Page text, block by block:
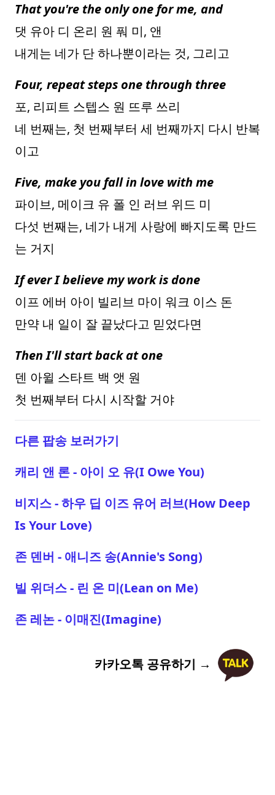
That you're the only one for me, and
댓 유아 디 온리 원 풔 미, 앤
내게는 네가 단 하나뿐이라는 것, 그리고
Four, repeat steps one through three
포, 리피트 스텝스 원 뜨루 쓰리
네 번째는, 첫 번째부터 세 번째까지 다시 반복
이고
Five, make you fall in love with me
파이브, 메이크 유 폴 인 러브 위드 미
다섯 번째는, 네가 내게 사랑에 빠지도록 만드
는 거지
If ever I believe my work is done
이프 에버 아이 빌리브 마이 워크 이스 돈
만약 내 일이 잘 끝났다고 믿었다면
Then I'll start back at one
덴 아윌 스타트 백 앳 원
첫 번째부터 다시 시작할 거야
다른 팝송 보러가기
캐리 앤 론 - 아이 오 유(I Owe You)
비지스 - 하우 딥 이즈 유어 러브(How Deep
Is Your Love)
존 덴버 - 애니즈 송(Annie's Song)
빌 위더스 - 린 온 미(Lean on Me)
존 레논 - 이매진(Imagine)
카카오톡 공유하기 →